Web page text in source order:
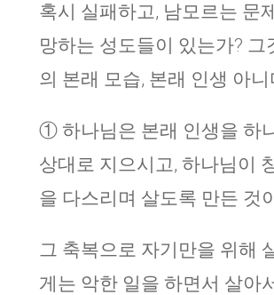
혹시 실패하고, 남모르는 문
망하는 성도들이 있는가? 그
의 본래 모습, 본래 인생 아니
① 하나님은 본래 인생을 하
상대로 지으시고, 하나님이
을 다스리며 살도록 만든 것
그 축복으로 자기만을 위해
게는 악한 일을 하면서 살아